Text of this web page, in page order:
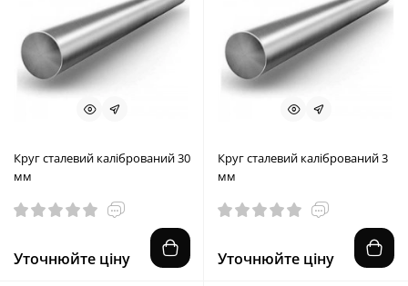
Круг сталевий калібрований 30
мм
Уточнюйте ціну
Круг сталевий калібрований 3
мм
Уточнюйте ціну